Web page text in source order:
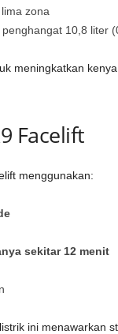
zona
10,8 liter
meningkatkan
Facelift
menggunakan:
sekitar 12 menit
ini menawarkan